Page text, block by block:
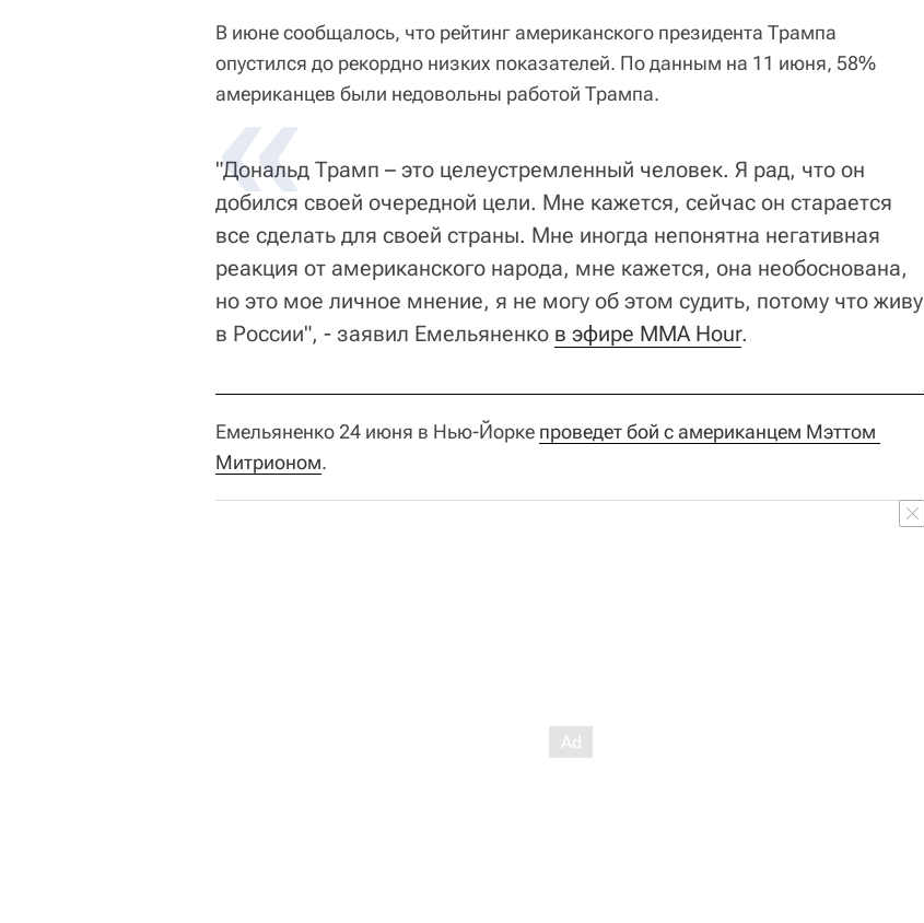
В июне сообщалось, что рейтинг американского президента Трампа
опустился до рекордно низких показателей. По данным на 11 июня, 58%
американцев были недовольны работой Трампа.
"Дональд Трамп – это целеустремленный человек. Я рад, что он
добился своей очередной цели. Мне кажется, сейчас он старается
все сделать для своей страны. Мне иногда непонятна негативная
реакция от американского народа, мне кажется, она необоснована,
но это мое личное мнение, я не могу об этом судить, потому что живу
в России", - заявил Емельяненко в эфире MMA Hour.
Емельяненко 24 июня в Нью-Йорке проведет бой с американцем Мэттом
Митрионом.